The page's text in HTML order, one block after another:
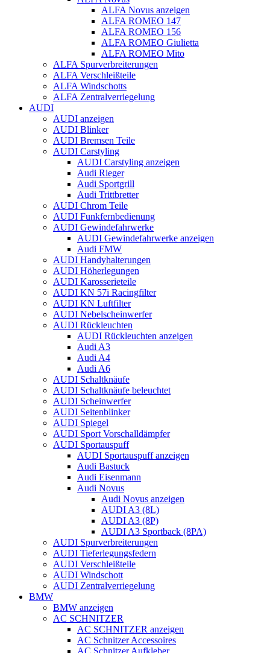
ALFA Novus anzeigen
ALFA ROMEO 147
ALFA ROMEO 156
ALFA ROMEO Giulietta
ALFA ROMEO Mito
ALFA Spurverbreiterungen
ALFA Verschleißteile
ALFA Windschotts
ALFA Zentralverriegelung
AUDI
AUDI anzeigen
AUDI Blinker
AUDI Bremsen Teile
AUDI Carstyling
AUDI Carstyling anzeigen
Audi Rieger
Audi Sportgrill
Audi Trittbretter
AUDI Chrom Teile
AUDI Funkfernbedienung
AUDI Gewindefahrwerke
AUDI Gewindefahrwerke anzeigen
Audi FMW
AUDI Handyhalterungen
AUDI Höherlegungen
AUDI Karosserieteile
AUDI KN 57i Racingfilter
AUDI KN Luftfilter
AUDI Nebelscheinwerfer
AUDI Rückleuchten
AUDI Rückleuchten anzeigen
Audi A3
Audi A4
Audi A6
AUDI Schaltknäufe
AUDI Schaltknäufe beleuchtet
AUDI Scheinwerfer
AUDI Seitenblinker
AUDI Spiegel
AUDI Sport Vorschalldämpfer
AUDI Sportauspuff
AUDI Sportauspuff anzeigen
Audi Bastuck
Audi Eisenmann
Audi Novus
Audi Novus anzeigen
AUDI A3 (8L)
AUDI A3 (8P)
AUDI A3 Sportback (8PA)
AUDI Spurverbreiterungen
AUDI Tieferlegungsfedern
AUDI Verschleißteile
AUDI Windschott
AUDI Zentralverriegelung
BMW
BMW anzeigen
AC SCHNITZER
AC SCHNITZER anzeigen
AC Schnitzer Accessoires
AC Schnitzer Aufkleber